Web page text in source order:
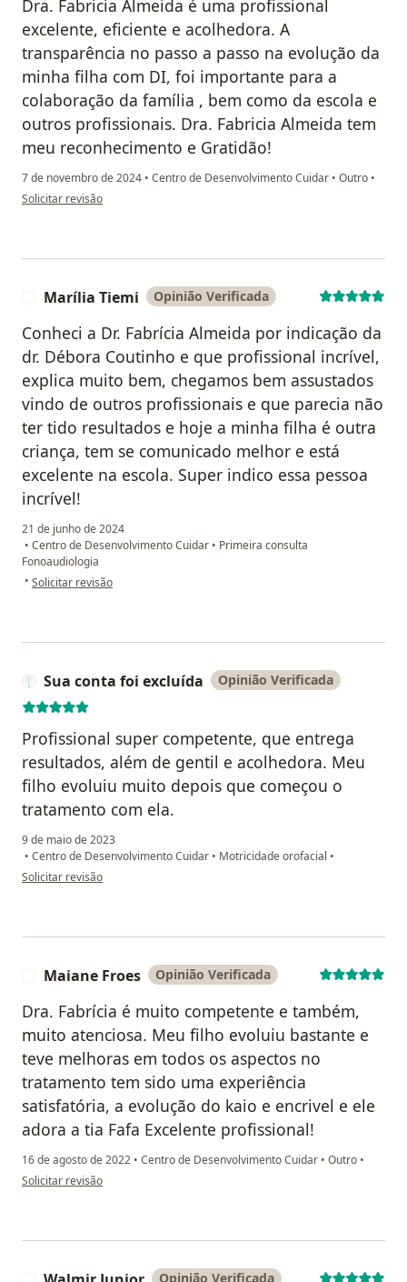
Dra. Fabricia Almeida é uma profissional
excelente, eficiente e acolhedora. A
transparência no passo a passo na evolução da
minha filha com DI, foi importante para a
colaboração da família , bem como da escola e
outros profissionais. Dra. Fabricia Almeida tem
meu reconhecimento e Gratidão!
7 de novembro de 2024 • Centro de Desenvolvimento Cuidar • Outro •
na opinião do utilizador Geisa de Azevedo
Solicitar revisão
Marília Tiemi Opinião Verificada
Conheci a Dr. Fabrícia Almeida por indicação da
dr. Débora Coutinho e que profissional incrível,
explica muito bem, chegamos bem assustados
vindo de outros profissionais e que parecia não
ter tido resultados e hoje a minha filha é outra
criança, tem se comunicado melhor e está
excelente na escola. Super indico essa pessoa
incrível!
21 de junho de 2024
• Centro de Desenvolvimento Cuidar • Primeira consulta
Fonoaudiologia
• na opinião do utilizador Marília Tiemi
Solicitar revisão
Sua conta foi excluída Opinião Verificada
Profissional super competente, que entrega
resultados, além de gentil e acolhedora. Meu
filho evoluiu muito depois que começou o
tratamento com ela.
9 de maio de 2023
• Centro de Desenvolvimento Cuidar • Motricidade orofacial •
na opinião do utilizador Sua conta foi excluída
Solicitar revisão
Maiane Froes Opinião Verificada
Dra. Fabrícia é muito competente e também,
muito atenciosa. Meu filho evoluiu bastante e
teve melhoras em todos os aspectos no
tratamento tem sido uma experiência
satisfatória, a evolução do kaio e encrivel e ele
adora a tia Fafa Excelente profissional!
16 de agosto de 2022 • Centro de Desenvolvimento Cuidar • Outro •
na opinião do utilizador Maiane Froes
Solicitar revisão
Opinião Verificada